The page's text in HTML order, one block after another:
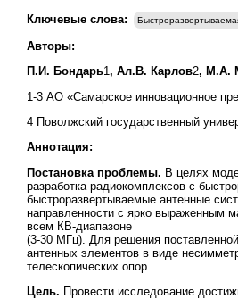
Ключевые слова:
Авторы:
П.И. Бондарь1, Ал.В. Карлов2, М.А.
1-3 АО «Самарское инновационное
4 Поволжский государственный
Аннотация:
Постановка проблемы. В целях
разработка радиокомплексов с
быстроразвертываемые антенные
направленности с ярко выраженным
всем КВ-диапазоне
(3-30 МГц). Для решения
антенных элементов в виде
телескопических опор.
Цель. Провести исследование